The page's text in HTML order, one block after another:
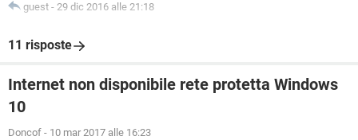
guest - 29 dic 2016 alle 21:18
11 risposte
Internet non disponibile rete protetta Windows
10
Doncof - 10 mar 2017 alle 16:23